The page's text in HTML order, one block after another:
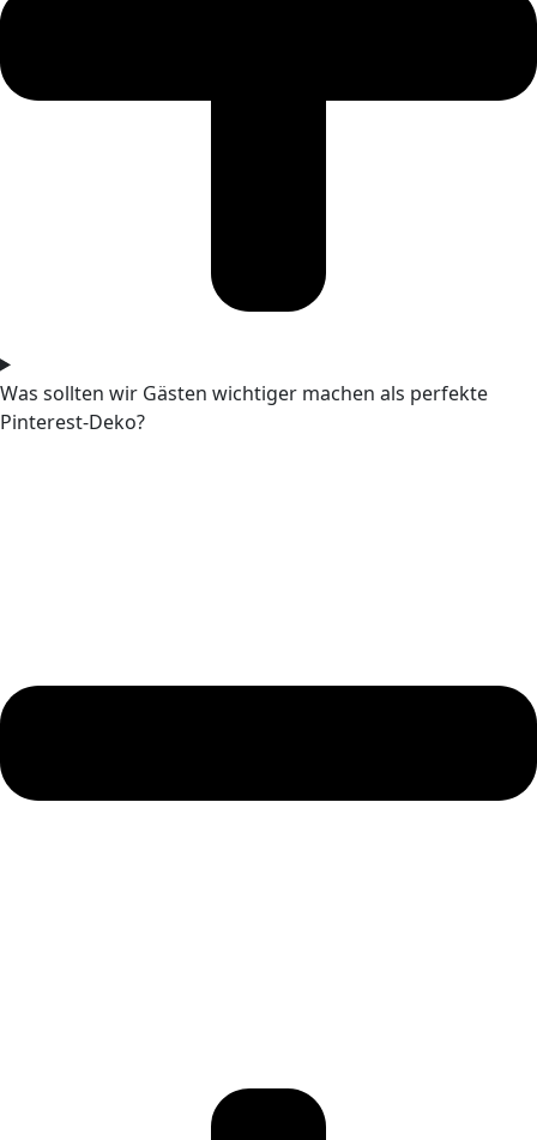
Was sollten wir Gästen wichtiger machen als perfekte
Pinterest-Deko?